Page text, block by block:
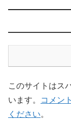
このサイトはス
います。
コメン
ください。